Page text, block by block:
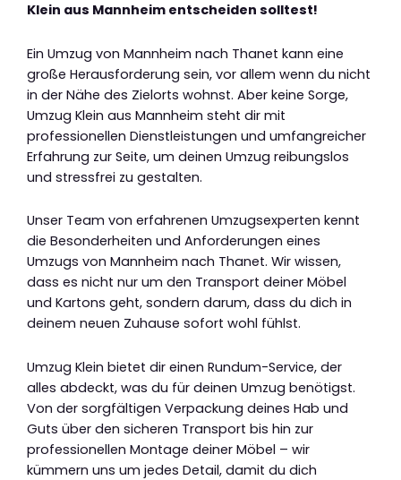
Klein aus Mannheim entscheiden solltest!
Ein Umzug von Mannheim nach Thanet kann eine
große Herausforderung sein, vor allem wenn du nicht
in der Nähe des Zielorts wohnst. Aber keine Sorge,
Umzug Klein aus Mannheim steht dir mit
professionellen Dienstleistungen und umfangreicher
Erfahrung zur Seite, um deinen Umzug reibungslos
und stressfrei zu gestalten.
Unser Team von erfahrenen Umzugsexperten kennt
die Besonderheiten und Anforderungen eines
Umzugs von Mannheim nach Thanet. Wir wissen,
dass es nicht nur um den Transport deiner Möbel
und Kartons geht, sondern darum, dass du dich in
deinem neuen Zuhause sofort wohl fühlst.
Umzug Klein bietet dir einen Rundum-Service, der
alles abdeckt, was du für deinen Umzug benötigst.
Von der sorgfältigen Verpackung deines Hab und
Guts über den sicheren Transport bis hin zur
professionellen Montage deiner Möbel – wir
kümmern uns um jedes Detail, damit du dich